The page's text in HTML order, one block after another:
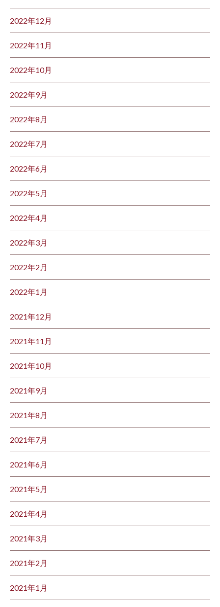
2022年12月
2022年11月
2022年10月
2022年9月
2022年8月
2022年7月
2022年6月
2022年5月
2022年4月
2022年3月
2022年2月
2022年1月
2021年12月
2021年11月
2021年10月
2021年9月
2021年8月
2021年7月
2021年6月
2021年5月
2021年4月
2021年3月
2021年2月
2021年1月